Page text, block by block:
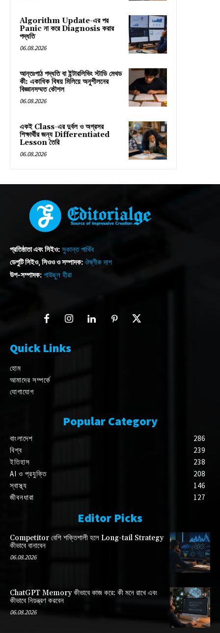
Algorithm Update-এর পর
Panic না করে Diagnosis করার
পদ্ধতি
06.08.2026
আন্তঃপাঠ পদ্ধতি বা ইন্টারলিভিং স্টাডি মেথড
কী: একাধিক বিষয় মিলিয়ে অনুশীলনের
বিজ্ঞানসম্মত কৌশল
06.08.2026
একই Class-এর দুর্বল ও অগ্রসর
শিক্ষার্থীর জন্য Differentiated
Lesson তৈরি
06.08.2026
প্রতিষ্ঠাতা এবং সিইও: সুকান্ত পার্থিব
ডেপুটি সিইও, সিওও ও সম্পাদক: ঔষ্ণীক দাশ
উপ-সম্পাদক: গাউছুল হীরা
Quick Links
হোম
আমাদের সম্পর্কে
যোগাযোগ
Popular Category
বাংলাদেশ
286
বিশ্ব
239
ইতিহাস
238
AI ও প্রযুক্তি
208
স্বাস্থ্য
146
জীবনধারা
127
Editor Picks
Competitor বেশি শক্তিশালী হলে Long-tail Strategy
কীভাবে বানাবেন
06.08.2026
ChatGPT Memory কীভাবে কাজ করে: কী মনে রাখে এবং
কীভাবে নিয়ন্ত্রণ করবেন
06.08.2026